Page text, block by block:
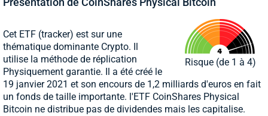
Risque (de 1 à 4)
Cet ETF (tracker) est sur une
thématique dominante Crypto. Il
utilise la méthode de réplication
Physiquement garantie. Il a été créé le
19 janvier 2021 et son encours de 1,2 milliards d'euros en fait
un fonds de taille importante. l'ETF CoinShares Physical
Bitcoin ne distribue pas de dividendes mais les capitalise.